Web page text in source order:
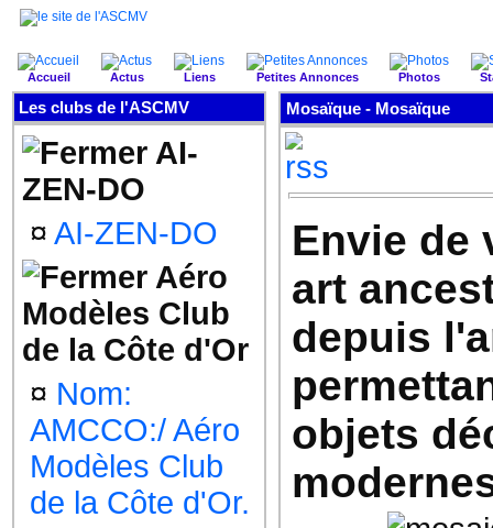
Accueil Actus Liens Petites Annonces Photos
Les clubs de l'ASCMV
AI-
ZEN-DO
¤ AI-ZEN-DO
Aéro
Modèles Club
de la Côte d'Or
¤ Nom:
AMCCO:/ Aéro
Modèles Club
de la Côte d'Or.
Mosaïque - Mosaïque
Envie de
art
depuis
objets